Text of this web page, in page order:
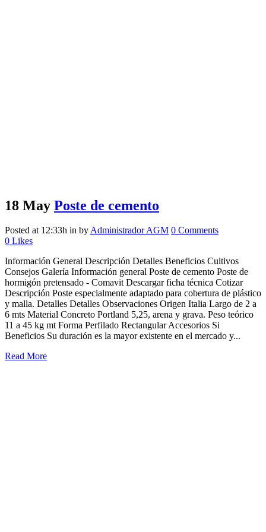
18 May Poste de cemento
Posted at 12:33h in byAdministrador AGM 0 Comments
0 Likes
Información General Descripción Detalles Beneficios Cultivos
Consejos Galería Información general Poste de cemento Poste de
hormigón pretensado - Comavit Descargar ficha técnica Cotizar
Descripción Poste especialmente adaptado para cobertura de plástico
y malla. Detalles Detalles Observaciones Origen Italia Largo de 2 a
6 mts Material Concreto Portland 5,25, arena y grava. Peso teórico
11 a 45 kg mt Forma Perfilado Rectangular Accesorios Si
Beneficios Su duración es la mayor existente en el mercado y...
Read More